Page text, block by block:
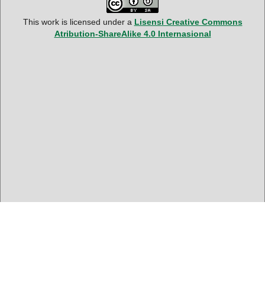
This work is licensed under a Lisensi Creative Commons
Atribution-ShareAlike 4.0 Internasional